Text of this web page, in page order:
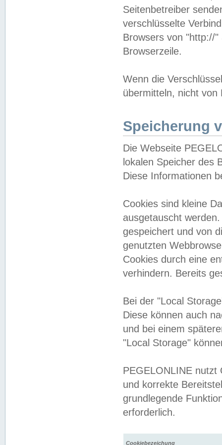
Seitenbetreiber
verschlüsselte
Browsers von "http://
Browserzeile.
Wenn die
übermitteln, nicht von
Speicherung
Die Webseite
lokalen Speicher des
Diese Informationen
Cookies sind kleine
ausgetauscht
gespeichert und von
genutzten
Cookies durch eine
verhindern. Bereits
Bei der "Local
Diese können auch
und bei einem
"Local Storage"
PEGELONLINE nutzt
und korrekte
grundlegende
erforderlich.
Cookiebezeichung